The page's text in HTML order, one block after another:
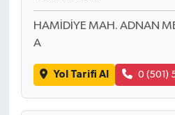
HAMİDİYE MAH. ADNAN
A
Yol Tarifi Al 0 (501)